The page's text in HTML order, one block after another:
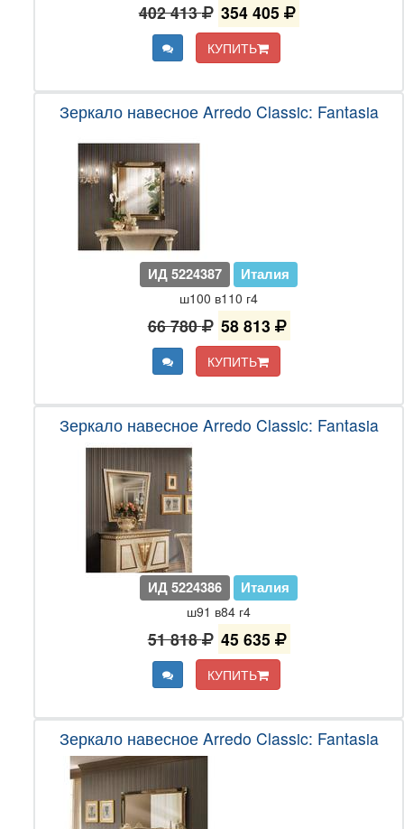
402 413 354 405
КУПИТЬ
Зеркало навесное Arredo Classic: Fantasia
ИД 5224387 Италия
ш100 в110 г4
66 780 58 813
КУПИТЬ
Зеркало навесное Arredo Classic: Fantasia
ИД 5224386 Италия
ш91 в84 г4
51 818 45 635
КУПИТЬ
Зеркало навесное Arredo Classic: Fantasia